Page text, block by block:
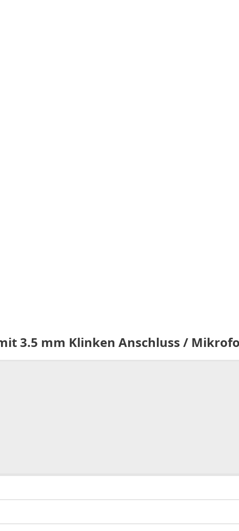
3.5 mm Klinken Anschluss /